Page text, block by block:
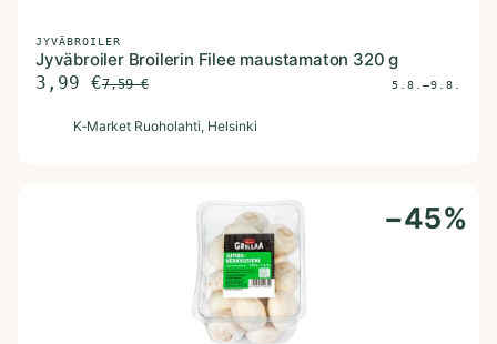
JYVÄBROILER
Jyväbroiler Broilerin Filee maustamaton 320 g
3,99 €7,59€ 5.8.–9.8.
K‑Market Ruoholahti, Helsinki
−45%